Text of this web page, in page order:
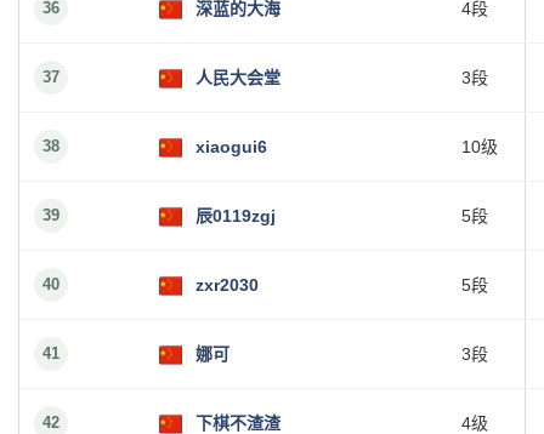
36 深蓝的大海 4段
37 人民大会堂 3段
38 xiaogui6 10级
39 辰0119zgj 5段
40 zxr2030 5段
41 娜可 3段
42 下棋不渣渣 4级